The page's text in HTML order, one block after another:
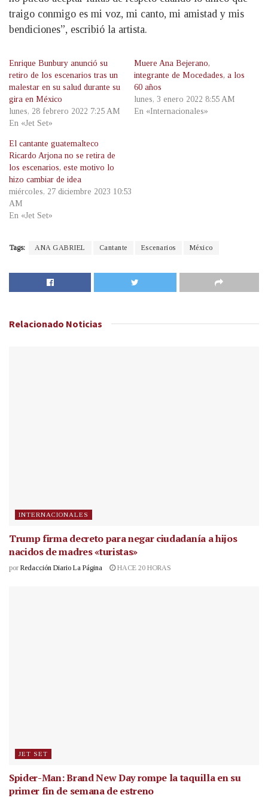
traigo conmigo es mi voz, mi canto, mi amistad y mis
bendiciones”, escribió la artista.
Enrique Bunbury anunció su
retiro de los escenarios tras un
malestar en su salud durante su
gira en México
lunes, 28 febrero 2022 7:25 AM
En «Jet Set»
Muere Ana Bejerano,
integrante de Mocedades, a los
60 años
lunes, 3 enero 2022 8:55 AM
En «Internacionales»
El cantante guatemalteco
Ricardo Arjona no se retira de
los escenarios, este motivo lo
hizo cambiar de idea
miércoles, 27 diciembre 2023 10:53
AM
En «Jet Set»
Tags: ANA GABRIEL Cantante Escenarios México
Relacionado Noticias
INTERNACIONALES
Trump firma decreto para negar ciudadanía a hijos
nacidos de madres «turistas»
por Redacción Diario La Página HACE 20 HORAS
JET SET
Spider-Man: Brand New Day rompe la taquilla en su
primer fin de semana de estreno